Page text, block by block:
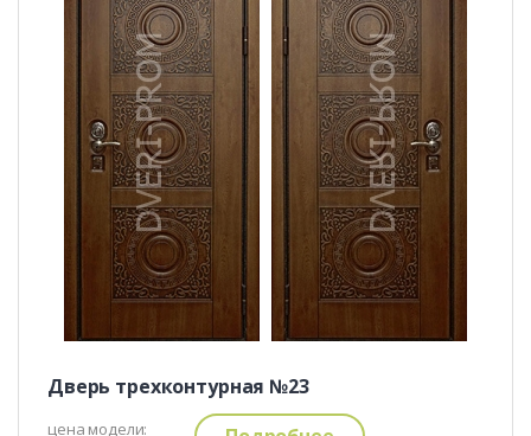
Дверь трехконтурная №23
цена модели: